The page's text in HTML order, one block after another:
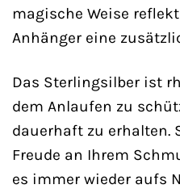
magische Weise
Anhänger eine
Das Sterlingsilber ist
dem Anlaufen zu
dauerhaft zu erhalten.
Freude an Ihrem
es immer wieder aufs